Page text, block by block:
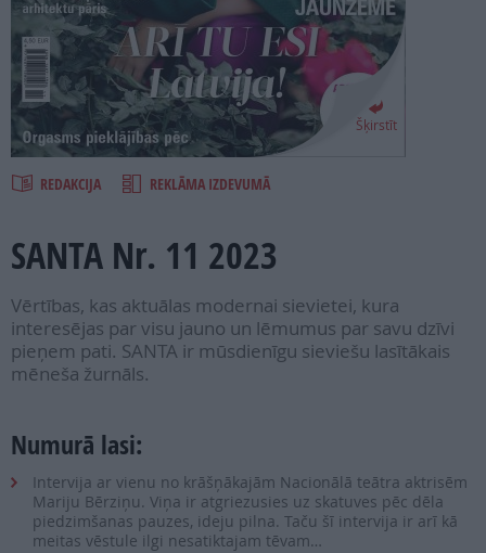
SEARCH
Šķirstīt
REDAKCIJA REKLĀMA IZDEVUMĀ
SANTA Nr. 11 2023
Vērtības, kas aktuālas modernai sievietei, kura
interesējas par visu jauno un lēmumus par savu dzīvi
pieņem pati. SANTA ir mūsdienīgu sieviešu lasītākais
mēneša žurnāls.
Numurā lasi:
Intervija ar vienu no krāšņākajām Nacionālā teātra aktrisēm
Mariju Bērziņu. Viņa ir atgriezusies uz skatuves pēc dēla
piedzimšanas pauzes, ideju pilna. Taču šī intervija ir arī kā
meitas vēstule ilgi nesatiktajam tēvam…